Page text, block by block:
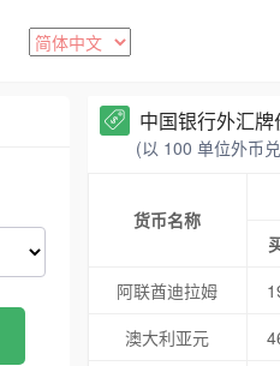
中国银行外汇牌
(以 100 单位外币
货币名称
阿联酋迪拉姆
澳大利亚元